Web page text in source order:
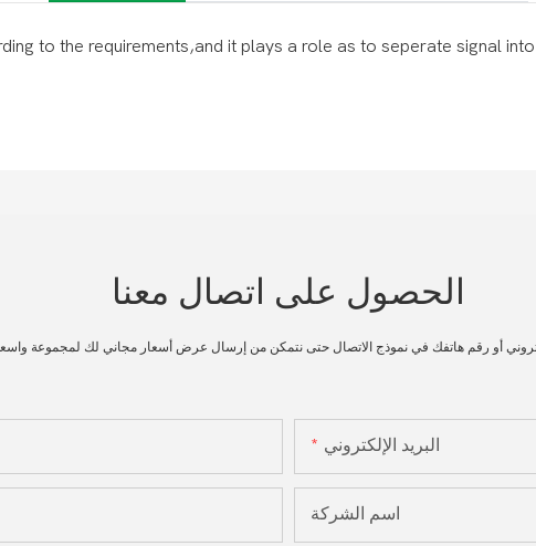
to the requirements,and it plays a role as to seperate signal
الحصول على اتصال معنا
أو رقم هاتفك في نموذج الاتصال حتى نتمكن من إرسال عرض أسعار مجاني لك لمجموعة
البريد الإلكتروني
اسم الشركة